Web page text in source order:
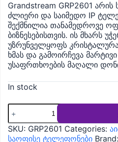
Grandstream GRP2601 არის
ძლიერი და საიმედო IP
შექმნილია თანამედროვე
ბიზნესებისთვის. ის მხარს
უზრუნველყოფს
ხმას და გამოირჩევა
უსაფრთხოების მაღალი
In stock
IP
ტელეფონი
Grandstream
GRP2601
SKU: GRP2601 Categories:
საოფისე ტელეფონები Brand: